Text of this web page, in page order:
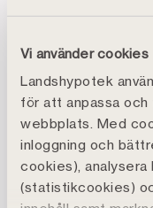
Vi använder cookies
Landshypotek
för att anpassa
webbplats. Med
inloggning och
cookies), analysera
(statistikcookies)
2. Ansök om
Du ansöker
genom att
Nordic, det
minuter. Du
047 14.